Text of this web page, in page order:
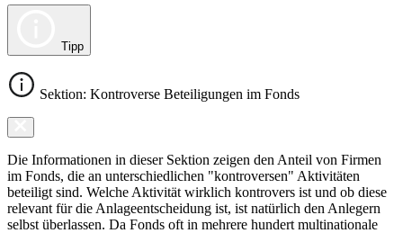
Tipp
Sektion: Kontroverse Beteiligungen im Fonds
Die Informationen in dieser Sektion zeigen den Anteil von Firmen
im Fonds, die an unterschiedlichen "kontroversen" Aktivitäten
beteiligt sind. Welche Aktivität wirklich kontrovers ist und ob diese
relevant für die Anlageentscheidung ist, ist natürlich den Anlegern
selbst überlassen. Da Fonds oft in mehrere hundert multinationale